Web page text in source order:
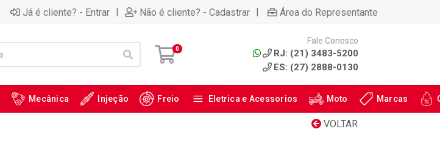
Já é cliente? - Entrar | Não é cliente? - Cadastrar | Área do Representante
0
Fale Conosco
RJ: (21) 3483-5200
ES: (27) 2888-0130
Mecânica Injeção Freio Eletrica e Acessorios Moto Marcas
VOLTAR